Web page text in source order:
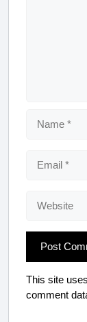
This site
comment